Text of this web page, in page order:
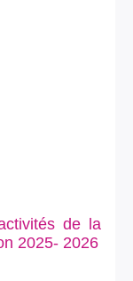
de la
2025- 2026